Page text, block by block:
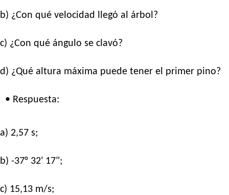
b) ¿Con qué velocidad llegó al árbol?
c) ¿Con qué ángulo se clavó?
d) ¿Qué altura máxima puede tener el primer pino?
• Respuesta:
a) 2,57 s;
b) -37° 32' 17";
c) 15,13 m/s;